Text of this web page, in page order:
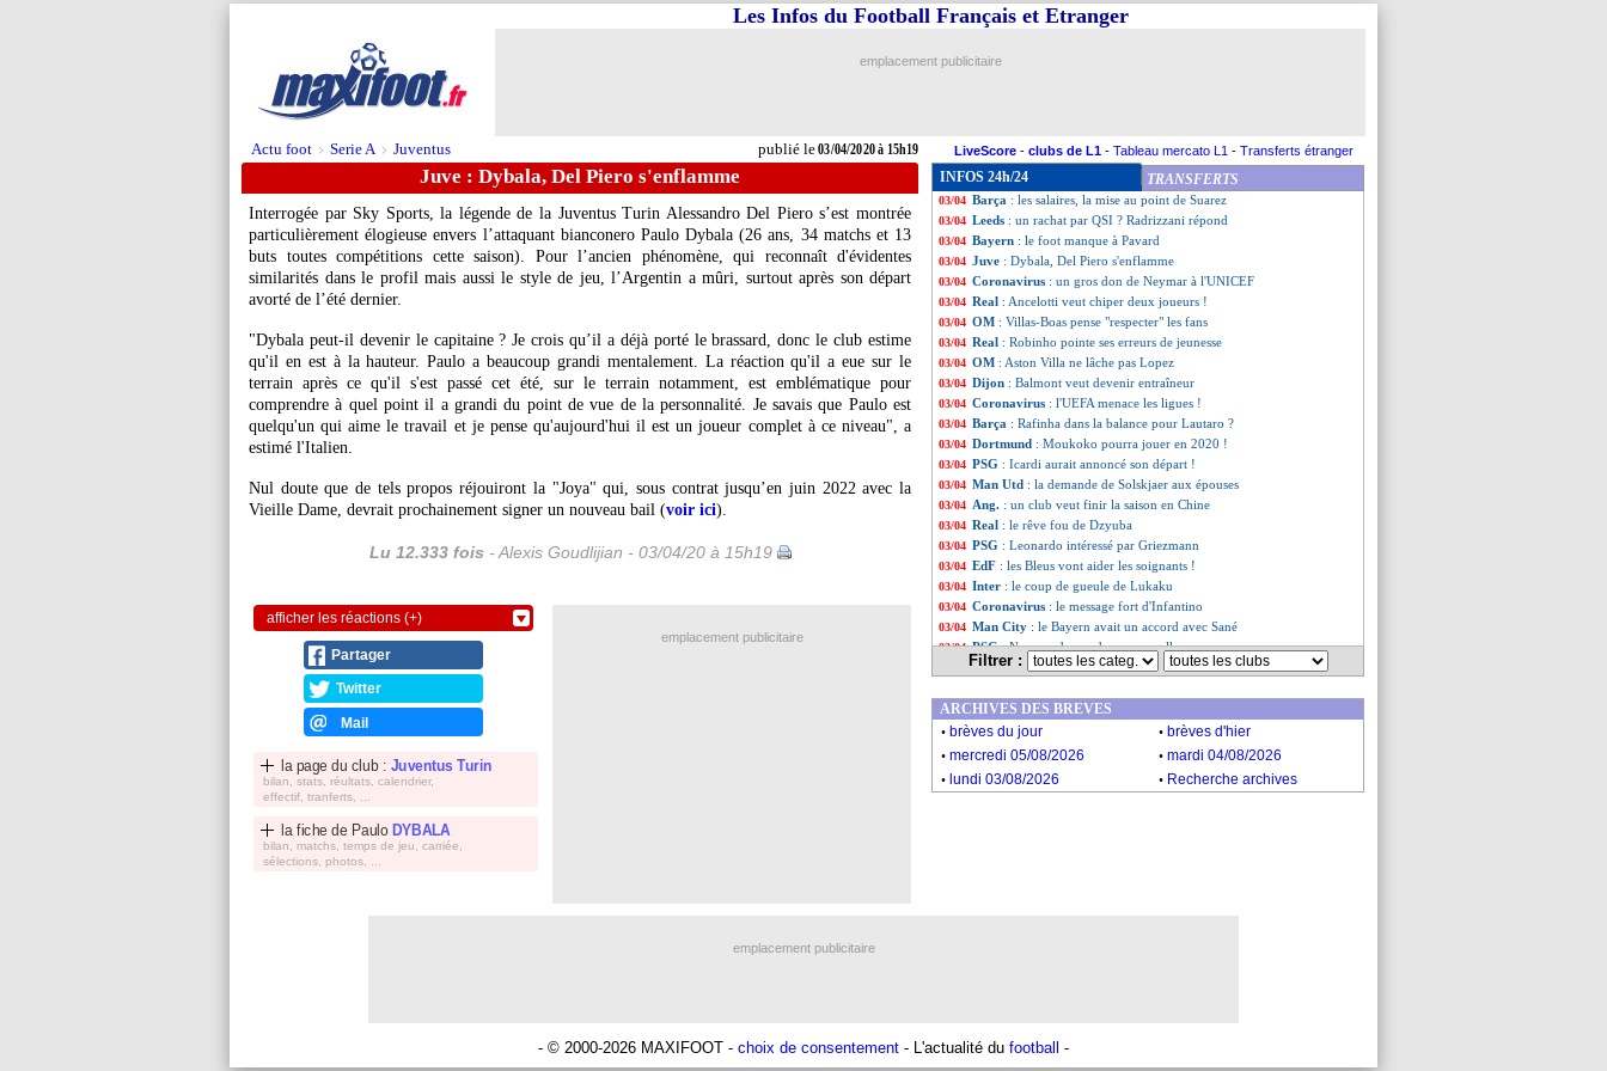
Actu foot > Serie A > Juventus publié le03/04/2020 à 15h19
Les Infos du Football Français et Etranger
emplacement publicitaire
LiveScore - clubs de L1 - Tableau mercato L1 - Transferts étranger
Juve : Dybala, Del Piero s'enflamme
Interrogée par Sky Sports, la légende de la Juventus Turin Alessandro Del Piero s’est montrée
particulièrement élogieuse envers l’attaquant bianconero Paulo Dybala (26 ans, 34 matchs et 13
buts toutes compétitions cette saison). Pour l’ancien phénomène, qui reconnaît d'évidentes
similarités dans le profil mais aussi le style de jeu, l’Argentin a mûri, surtout après son départ
avorté de l’été dernier.
"Dybala peut-il devenir le capitaine ? Je crois qu’il a déjà porté le brassard, donc le club estime
qu'il en est à la hauteur. Paulo a beaucoup grandi mentalement. La réaction qu'il a eue sur le
terrain après ce qu'il s'est passé cet été, sur le terrain notamment, est emblématique pour
comprendre à quel point il a grandi du point de vue de la personnalité. Je savais que Paulo est
quelqu'un qui aime le travail et je pense qu'aujourd'hui il est un joueur complet à ce niveau", a
estimé l'Italien.
Nul doute que de tels propos réjouiront la "Joya" qui, sous contrat jusqu’en juin 2022 avec la
Vieille Dame, devrait prochainement signer un nouveau bail (voir ici).
Lu 12.333 fois - Alexis Goudlijian - 03/04/20 à 15h19
afficher les réactions (+)
Partager
Twitter
Mail
la page du club : Juventus Turin
bilan, stats, réultats, calendrier,
effectif, tranferts, ...
la fiche de Paulo DYBALA
bilan, matchs, temps de jeu, carriée,
sélections, photos, ...
INFOS 24h/24 TRANSFERTS
03/04 Rennes : Pape Diouf avait été sollicité
03/04 Bayern
03/04 Barça: la Roma veut sauver Firpo
03/04 Bayern: Javi Martinez de retour en Espagne ?
03/04 Barça : les salaires, la mise au point de Suarez
03/04 Leeds : un rachat par QSI ? Radrizzani répond
03/04 Bayern : le foot manque à Pavard
03/04 Juve : Dybala, Del Piero s'enflamme
03/04 Coronavirus : un gros don de Neymar à l'UNICEF
03/04 Real : Ancelotti veut chiper deux joueurs !
03/04 OM : Villas-Boas pense "respecter" les fans
03/04 Real : Robinho pointe ses erreurs de jeunesse
03/04 OM : Aston Villa ne lâche pas Lopez
03/04 Dijon : Balmont veut devenir entraîneur
03/04 Coronavirus : l'UEFA menace les ligues !
03/04 Barça : Rafinha dans la balance pour Lautaro ?
03/04 Dortmund : Moukoko pourra jouer en 2020 !
03/04 PSG : Icardi aurait annoncé son départ !
03/04 Man Utd : la demande de Solskjaer aux épouses
03/04 Ang. : un club veut finir la saison en Chine
03/04 Real : le rêve fou de Dzyuba
03/04 PSG : Leonardo intéressé par Griezmann
03/04 EdF : les Bleus vont aider les soignants !
03/04 Inter : le coup de gueule de Lukaku
03/04 Coronavirus : le message fort d'Infantino
03/04 Man City : le Bayern avait un accord avec Sané
03/04 PSG: Neymar donne de ses nouvelles
Coronavirus: C. Ancelotti - "c'est une leçon"
... Liste des brèves du mer. 1 avril 2020
Filtrer :
emplacement publicitaire
ARCHIVES DES BREVES
. brèves du jour . brèves d'hier
. mercredi 05/08/2026 . mardi 04/08/2026
. lundi 03/08/2026 . Recherche archives
emplacement publicitaire
- © 2000-2026 MAXIFOOT - choix de consentement - L'actualité du football -